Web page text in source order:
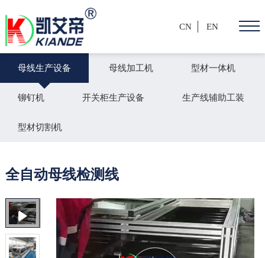
CN EN
母线生产设备 母线加工机 型材一体机
铆钉机 开关柜生产设备 生产线辅助工装
型材切割机
全自动母线检测线